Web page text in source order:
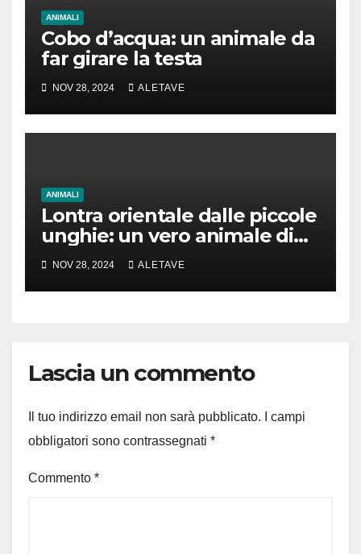
ANIMALI
Cobo d’acqua: un animale da
far girare la testa
NOV 28, 2024 ALETAVE
ANIMALI
Lontra orientale dalle piccole
unghie: un vero animale di
cui parlare
NOV 28, 2024 ALETAVE
Lascia un commento
Il tuo indirizzo email non sarà pubblicato.
I campi
obbligatori sono contrassegnati *
Commento *